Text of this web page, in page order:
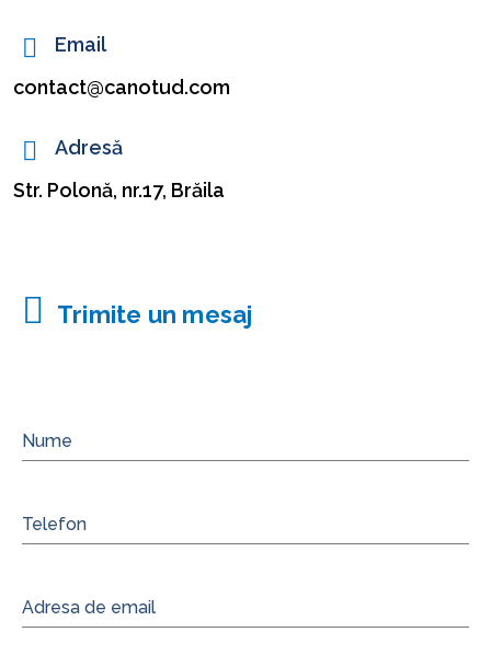
Email
contact@canotud.com
Adresă
Str. Polonă, nr.17, Brăila
Trimite un mesaj